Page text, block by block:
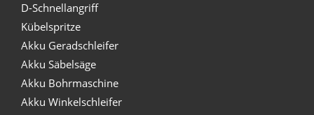
D-Schnellangriff
Kübelspritze
Akku Geradschleifer
Akku Säbelsäge
Akku Bohrmaschine
Akku Winkelschleifer